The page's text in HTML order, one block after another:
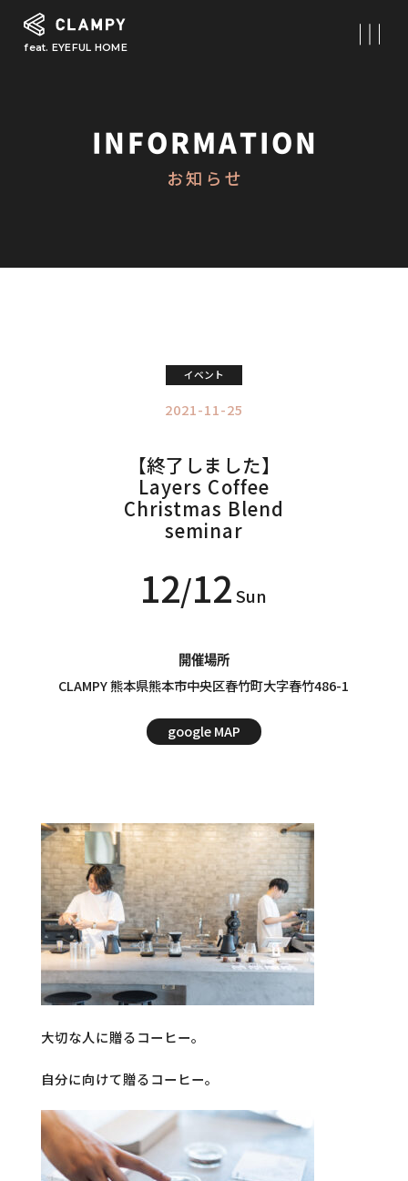
feat. EYEFUL HOME
Our Works
リフォーム・リノベーション
Information
INFORMATION
お知らせ
イベント
2021-11-25
【終了しました】
Layers Coffee
Christmas Blend
seminar
12/12 Sun
開催場所
CLAMPY 熊本県熊本市中央区春竹町大字春竹486-1
google MAP
大切な人に贈るコーヒー。
自分に向けて贈るコーヒー。